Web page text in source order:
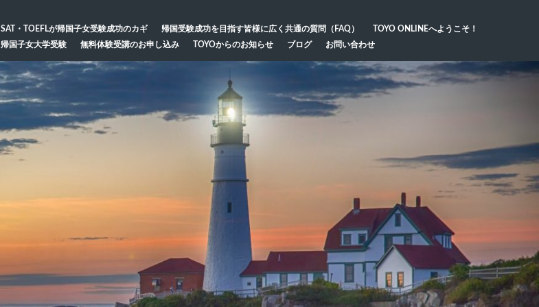
SAT・TOEFLが帰国子女受験成功のカギ 帰国受験成功を目指す皆様に広く共通の質問（FAQ）
TOYO ONLINEへようこそ！
帰国子女大学受験
無料体験受講のお申し込み TOYOからのお知らせ ブログ お問い合わせ